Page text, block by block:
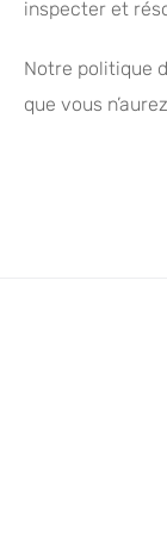
inspecter et
Notre politique
que vous